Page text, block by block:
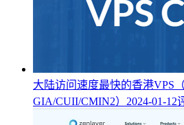
大陆访问速度最快的香港VPS
GIA/CUII/CMIN2） 2024-01-12